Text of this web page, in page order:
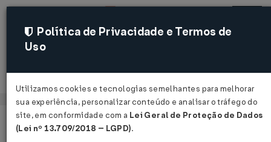
Acessar
Página Inicial
Notícias
Política de Privacidade e Termos de
Uso
Utilizamos cookies e tecnologias semelhantes para melhorar
sua experiência, personalizar conteúdo e analisar o tráfego do
site, em conformidade com a Lei Geral de Proteção de Dados
(Lei nº 13.709/2018 – LGPD).